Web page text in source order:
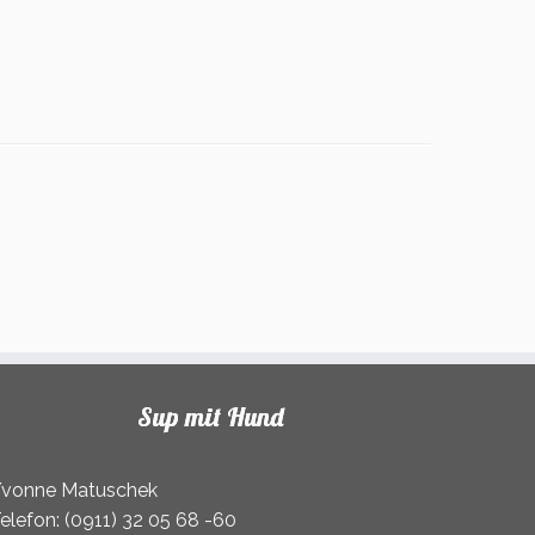
Sup mit Hund
Matuschek
(0911) 32 05 68 -60